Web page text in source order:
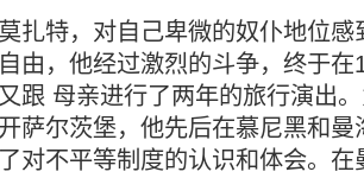
扎特，对自己卑微的奴仆地位感
由，他经过激烈的斗争，终于在
跟 母亲进行了两年的旅行演出
萨尔茨堡，他先后在慕尼黑和曼
对不平等制度的认识和体会。在